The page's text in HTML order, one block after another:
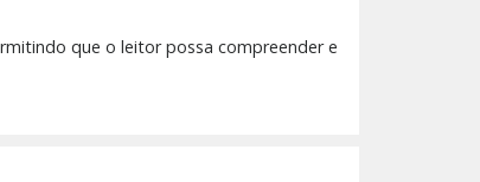
que o leitor possa compreender e